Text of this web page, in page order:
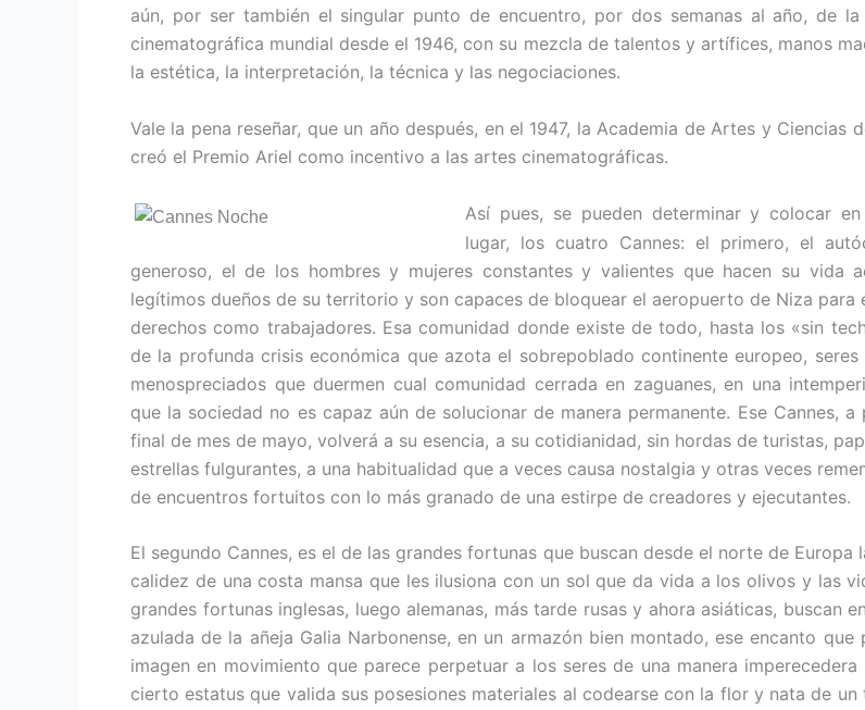
aún, por ser también el singular punto de encuentro, por dos semanas al año, de la
cinematográfica mundial desde el 1946, con su mezcla de talentos y artífices, manos
la estética, la interpretación, la técnica y las negociaciones.
Vale la pena reseñar, que un año después, en el 1947, la Academia de Artes y Ciencias
creó el Premio Ariel como incentivo a las artes cinematográficas.
Así pues, se pueden determinar y colocar
lugar, los cuatro Cannes: el primero, el
generoso, el de los hombres y mujeres constantes y valientes que hacen su vida
legítimos dueños de su territorio y son capaces de bloquear el aeropuerto de Niza para
derechos como trabajadores. Esa comunidad donde existe de todo, hasta los «sin
de la profunda crisis económica que azota el sobrepoblado continente europeo, seres
menospreciados que duermen cual comunidad cerrada en zaguanes, en una
que la sociedad no es capaz aún de solucionar de manera permanente. Ese Cannes, a
final de mes de mayo, volverá a su esencia, a su cotidianidad, sin hordas de turistas,
estrellas fulgurantes, a una habitualidad que a veces causa nostalgia y otras veces
de encuentros fortuitos con lo más granado de una estirpe de creadores y ejecutantes.
El segundo Cannes, es el de las grandes fortunas que buscan desde el norte de Europa
calidez de una costa mansa que les ilusiona con un sol que da vida a los olivos y las
grandes fortunas inglesas, luego alemanas, más tarde rusas y ahora asiáticas, buscan
azulada de la añeja Galia Narbonense, en un armazón bien montado, ese encanto que
imagen en movimiento que parece perpetuar a los seres de una manera
cierto estatus que valida sus posesiones materiales al codearse con la flor y nata de un